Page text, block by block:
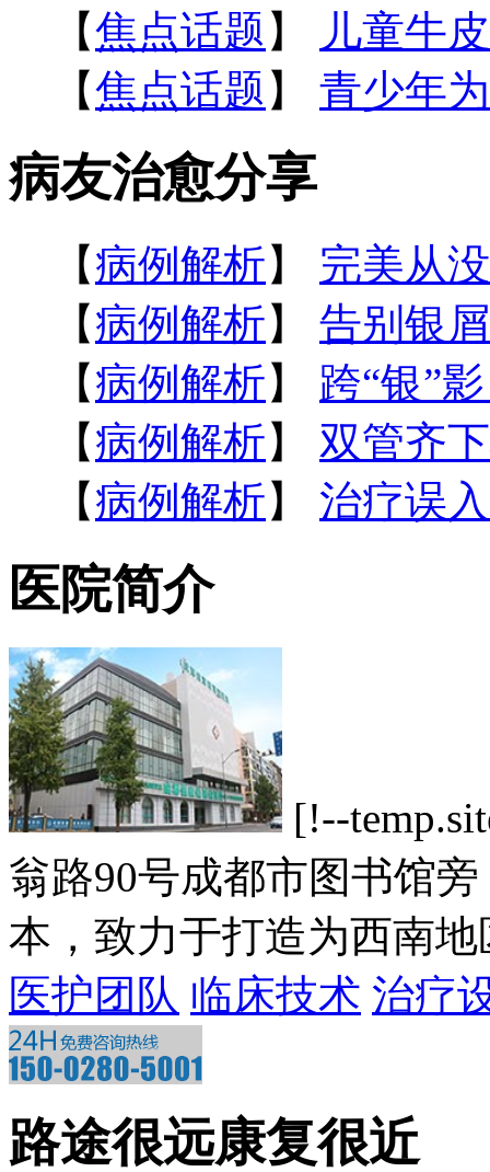
【焦点话题 】
儿童牛
【焦点话题 】 青少年
病友治愈分享
【病例解析】 完美从
【病例解析】 告别银
【病例解析】 跨“银”
【病例解析】 双管齐
【病例解析】 治疗误
医院简介
[!--
翁路90号成都市图书馆
本，致力于打造为西南
医护团队 临床技术 治疗
路途很远康复很近